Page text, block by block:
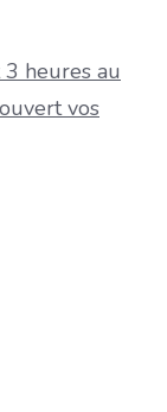
heures au
vos